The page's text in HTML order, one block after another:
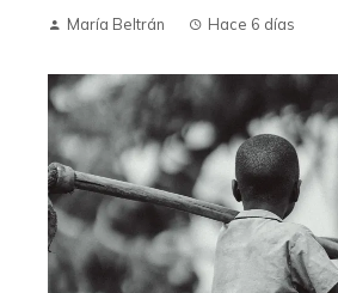
María Beltrán Hace 6 días